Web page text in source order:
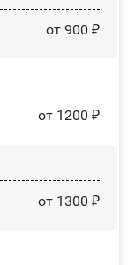
от 900 ₽
от 1200 ₽
от 1300 ₽